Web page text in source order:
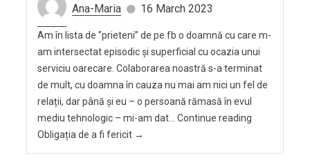
Ana-Maria 16 March 2023
Am în lista de ”prieteni” de pe fb o doamnă cu care m-
am intersectat episodic și superficial cu ocazia unui
serviciu oarecare. Colaborarea noastră s-a terminat
de mult, cu doamna în cauza nu mai am nici un fel de
relații, dar până și eu – o persoană rămasă în evul
mediu tehnologic – mi-am dat… Continue reading
Obligația de a fi fericit →